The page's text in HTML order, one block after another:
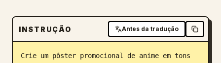
Blogue
INSTRUÇÃO Antes da tradução
Crie um pôster promocional de anime em tons